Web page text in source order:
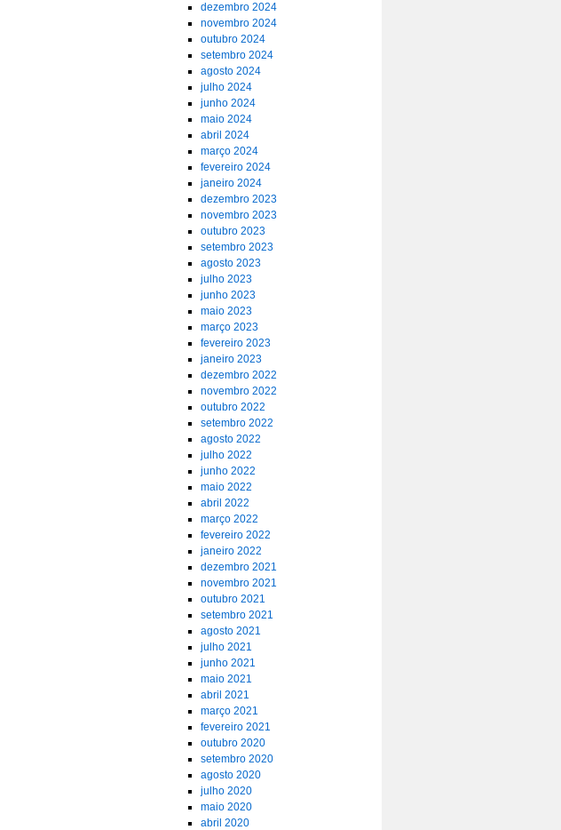
dezembro 2024
novembro 2024
outubro 2024
setembro 2024
agosto 2024
julho 2024
junho 2024
maio 2024
abril 2024
março 2024
fevereiro 2024
janeiro 2024
dezembro 2023
novembro 2023
outubro 2023
setembro 2023
agosto 2023
julho 2023
junho 2023
maio 2023
março 2023
fevereiro 2023
janeiro 2023
dezembro 2022
novembro 2022
outubro 2022
setembro 2022
agosto 2022
julho 2022
junho 2022
maio 2022
abril 2022
março 2022
fevereiro 2022
janeiro 2022
dezembro 2021
novembro 2021
outubro 2021
setembro 2021
agosto 2021
julho 2021
junho 2021
maio 2021
abril 2021
março 2021
fevereiro 2021
outubro 2020
setembro 2020
agosto 2020
julho 2020
maio 2020
abril 2020